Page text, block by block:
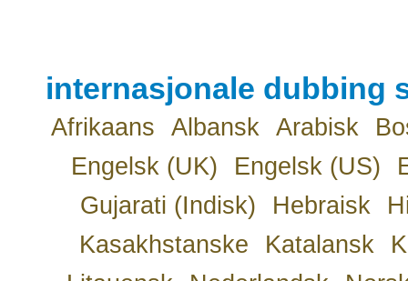
internasjonale dubbing
Afrikaans Albansk Arabisk
Engelsk (UK)
Engelsk (US)
Gujarati (Indisk)
Hebraisk
Kasakhstanske
Katalansk